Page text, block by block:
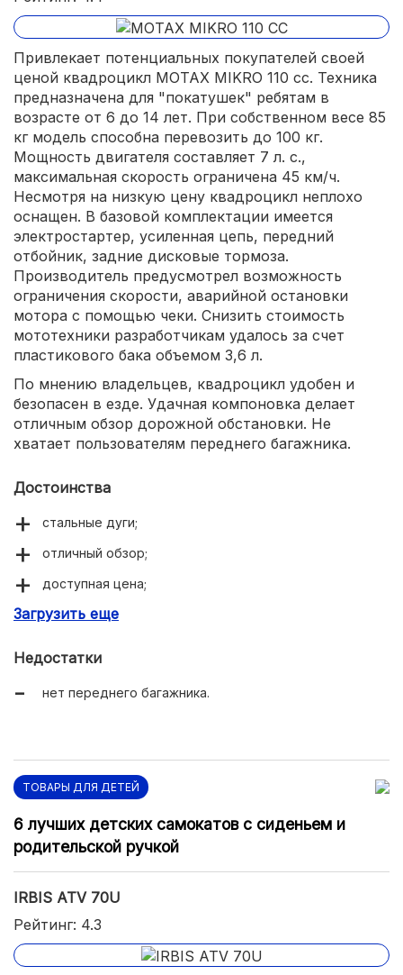
Привлекает потенциальных покупателей своей
ценой квадроцикл MOTAX MIKRO 110 сс. Техника
предназначена для "покатушек" ребятам в
возрасте от 6 до 14 лет. При собственном весе 85
кг модель способна перевозить до 100 кг.
Мощность двигателя составляет 7 л. с.,
максимальная скорость ограничена 45 км/ч.
Несмотря на низкую цену квадроцикл неплохо
оснащен. В базовой комплектации имеется
электростартер, усиленная цепь, передний
отбойник, задние дисковые тормоза.
Производитель предусмотрел возможность
ограничения скорости, аварийной остановки
мотора с помощью чеки. Снизить стоимость
мототехники разработчикам удалось за счет
пластикового бака объемом 3,6 л.
По мнению владельцев, квадроцикл удобен и
безопасен в езде. Удачная компоновка делает
отличным обзор дорожной обстановки. Не
хватает пользователям переднего багажника.
Достоинства
стальные дуги;
отличный обзор;
доступная цена;
хорошая комплектация.
Загрузить еще
Недостатки
нет переднего багажника.
ТОВАРЫ ДЛЯ ДЕТЕЙ
6 лучших детских самокатов с сиденьем и
родительской ручкой
IRBIS ATV 70U
Рейтинг: 4.3